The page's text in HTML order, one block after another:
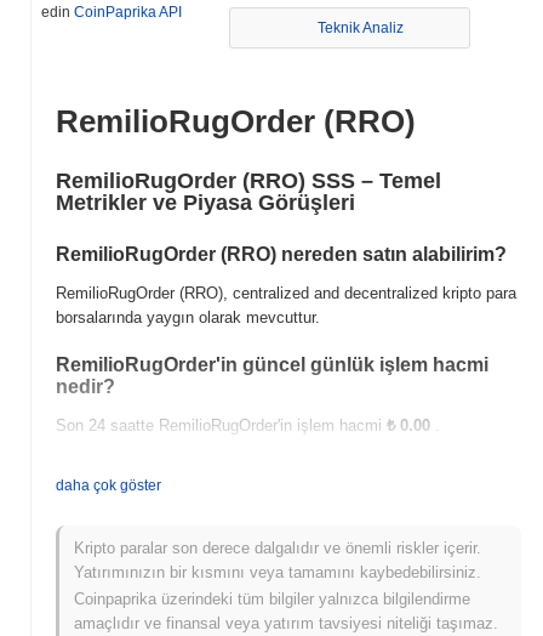
edin CoinPaprika API
Teknik Analiz
RemilioRugOrder (RRO)
RemilioRugOrder (RRO) SSS – Temel
Metrikler ve Piyasa Görüşleri
RemilioRugOrder (RRO) nereden satın alabilirim?
RemilioRugOrder (RRO), centralized and decentralized kripto para
borsalarında yaygın olarak mevcuttur.
RemilioRugOrder'in güncel günlük işlem hacmi
nedir?
Son 24 saatte RemilioRugOrder'in işlem hacmi ₺ 0.00 .
Tüm Zamanların En Düşük Değeri (ATL):
RemilioRugOrder şu anda ATH'sinin
altında işlem
görüyor .
daha çok göster
Kripto paralar son derece dalgalıdır ve önemli riskler içerir.
Yatırımınızın bir kısmını veya tamamını kaybedebilirsiniz.
Coinpaprika üzerindeki tüm bilgiler yalnızca bilgilendirme
amaçlıdır ve finansal veya yatırım tavsiyesi niteliği taşımaz.